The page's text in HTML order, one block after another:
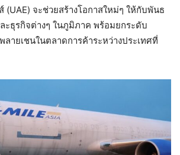
(UAE) จะช่วยสร้างโอกาสใหม่ๆ ให้กับพันธ
ะธุรกิจต่างๆ ในภูมิภาค พร้อมยกระดับ
ายเชนในตลาดการค้าระหว่างประเทศที่